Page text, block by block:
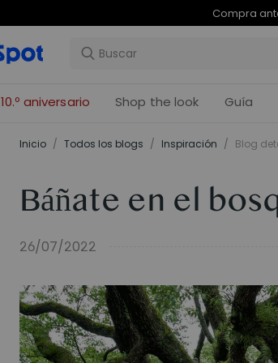
Compra
10.º aniversario Shop the look Guía
Inicio / Todos los blogs / Inspiración / Blog
Báñate en el
26/07/2022